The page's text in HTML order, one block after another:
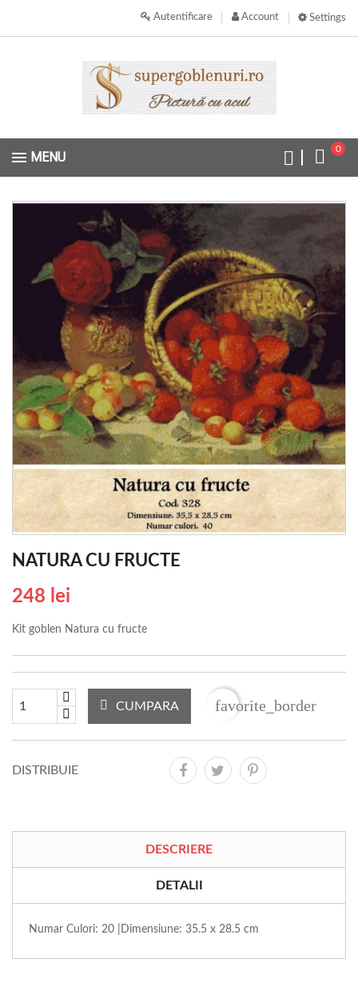
Settings
Account
Autentificare
0
MENU
NATURA CU FRUCTE
248 lei
Kit goblen Natura cu fructe
CUMPARA favorite_border
DISTRIBUIE
DESCRIERE
DETALII
Numar Culori: 20 |Dimensiune: 35.5 x 28.5 cm